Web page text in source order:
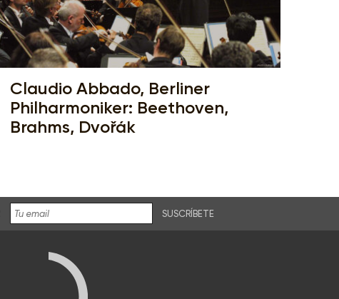
Claudio Abbado, Berliner
Philharmoniker: Beethoven,
Brahms, Dvořák
SUSCRÍBETE